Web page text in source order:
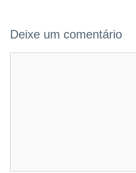
Deixe um comentário